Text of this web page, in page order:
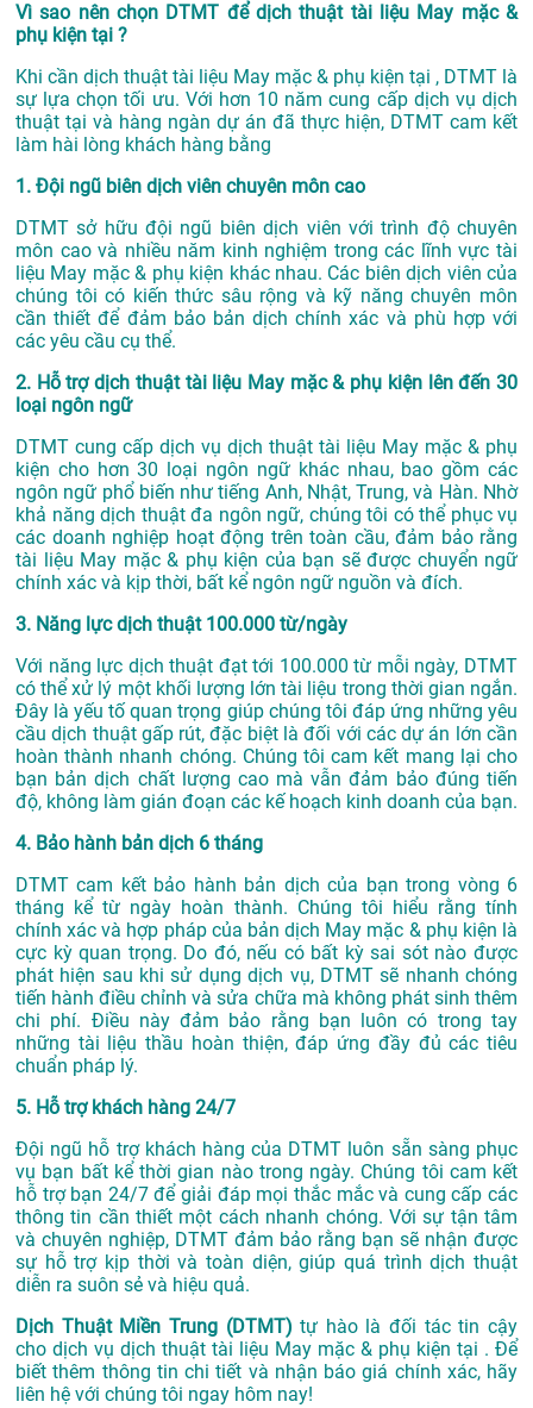
Vì sao nên chọn DTMT để dịch thuật tài liệu May mặc &
phụ kiện tại ?
Khi cần dịch thuật tài liệu May mặc & phụ kiện tại , DTMT là
sự lựa chọn tối ưu. Với hơn 10 năm cung cấp dịch vụ dịch
thuật tại và hàng ngàn dự án đã thực hiện, DTMT cam kết
làm hài lòng khách hàng bằng
1. Đội ngũ biên dịch viên chuyên môn cao
DTMT sở hữu đội ngũ biên dịch viên với trình độ chuyên
môn cao và nhiều năm kinh nghiệm trong các lĩnh vực tài
liệu May mặc & phụ kiện khác nhau. Các biên dịch viên của
chúng tôi có kiến thức sâu rộng và kỹ năng chuyên môn
cần thiết để đảm bảo bản dịch chính xác và phù hợp với
các yêu cầu cụ thể.
2. Hỗ trợ dịch thuật tài liệu May mặc & phụ kiện lên đến 30
loại ngôn ngữ
DTMT cung cấp dịch vụ dịch thuật tài liệu May mặc & phụ
kiện cho hơn 30 loại ngôn ngữ khác nhau, bao gồm các
ngôn ngữ phổ biến như tiếng Anh, Nhật, Trung, và Hàn. Nhờ
khả năng dịch thuật đa ngôn ngữ, chúng tôi có thể phục vụ
các doanh nghiệp hoạt động trên toàn cầu, đảm bảo rằng
tài liệu May mặc & phụ kiện của bạn sẽ được chuyển ngữ
chính xác và kịp thời, bất kể ngôn ngữ nguồn và đích.
3. Năng lực dịch thuật 100.000 từ/ngày
Với năng lực dịch thuật đạt tới 100.000 từ mỗi ngày, DTMT
có thể xử lý một khối lượng lớn tài liệu trong thời gian ngắn.
Đây là yếu tố quan trọng giúp chúng tôi đáp ứng những yêu
cầu dịch thuật gấp rút, đặc biệt là đối với các dự án lớn cần
hoàn thành nhanh chóng. Chúng tôi cam kết mang lại cho
bạn bản dịch chất lượng cao mà vẫn đảm bảo đúng tiến
độ, không làm gián đoạn các kế hoạch kinh doanh của bạn.
4. Bảo hành bản dịch 6 tháng
DTMT cam kết bảo hành bản dịch của bạn trong vòng 6
tháng kể từ ngày hoàn thành. Chúng tôi hiểu rằng tính
chính xác và hợp pháp của bản dịch May mặc & phụ kiện là
cực kỳ quan trọng. Do đó, nếu có bất kỳ sai sót nào được
phát hiện sau khi sử dụng dịch vụ, DTMT sẽ nhanh chóng
tiến hành điều chỉnh và sửa chữa mà không phát sinh thêm
chi phí. Điều này đảm bảo rằng bạn luôn có trong tay
những tài liệu thầu hoàn thiện, đáp ứng đầy đủ các tiêu
chuẩn pháp lý.
5. Hỗ trợ khách hàng 24/7
Đội ngũ hỗ trợ khách hàng của DTMT luôn sẵn sàng phục
vụ bạn bất kể thời gian nào trong ngày. Chúng tôi cam kết
hỗ trợ bạn 24/7 để giải đáp mọi thắc mắc và cung cấp các
thông tin cần thiết một cách nhanh chóng. Với sự tận tâm
và chuyên nghiệp, DTMT đảm bảo rằng bạn sẽ nhận được
sự hỗ trợ kịp thời và toàn diện, giúp quá trình dịch thuật
diễn ra suôn sẻ và hiệu quả.
Dịch Thuật Miền Trung (DTMT) tự hào là đối tác tin cậy
cho dịch vụ dịch thuật tài liệu May mặc & phụ kiện tại . Để
biết thêm thông tin chi tiết và nhận báo giá chính xác, hãy
liên hệ với chúng tôi ngay hôm nay!